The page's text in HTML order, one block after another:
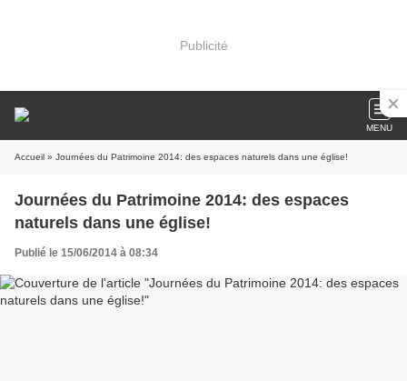
Publicité
MENU
Accueil » Journées du Patrimoine 2014: des espaces naturels dans une église!
Journées du Patrimoine 2014: des espaces
naturels dans une église!
Publié le 15/06/2014 à 08:34